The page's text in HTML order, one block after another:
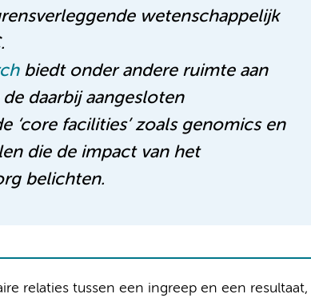
wetenschappelijk
biedt onder andere ruimte aan
daarbij aangesloten
‘core facilities’ zoals genomics en
die de impact van het
belichten.
relaties tussen een ingreep en een resultaat,